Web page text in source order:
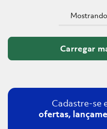
Mostrando
Cadastre-se
ofertas,